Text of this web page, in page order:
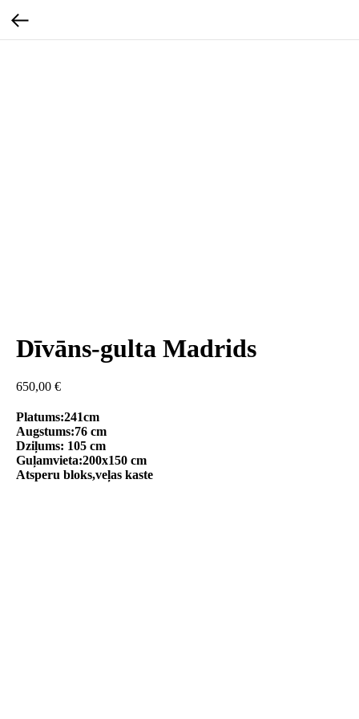
Dīvāns-gulta Madrids
650,00 €
Platums:241cm
Augstums:76 cm
Dziļums: 105 cm
Guļamvieta:200x150 cm
Atsperu bloks,veļas kaste